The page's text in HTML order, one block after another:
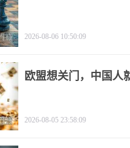
2026-08-06 10:50:09
欧盟想关门，中国人
2026-08-05 23:58:09